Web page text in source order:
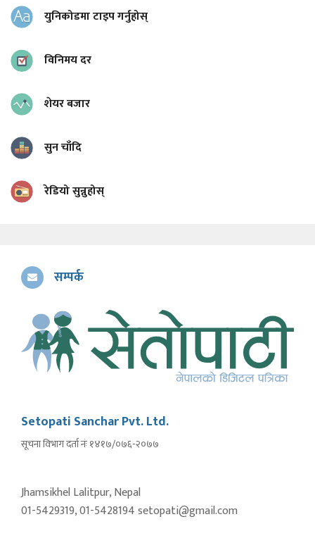
युनिकोडमा टाइप गर्नुहोस्
विनिमय दर
शेयर बजार
सुन चाँदि
रेडियो सुन्नुहोस्
सम्पर्क
Setopati Sanchar Pvt. Ltd.
सूचना विभाग दर्ता नंः १४१७/०७६-२०७७
Jhamsikhel Lalitpur, Nepal
01-5429319, 01-5428194 setopati@gmail.com